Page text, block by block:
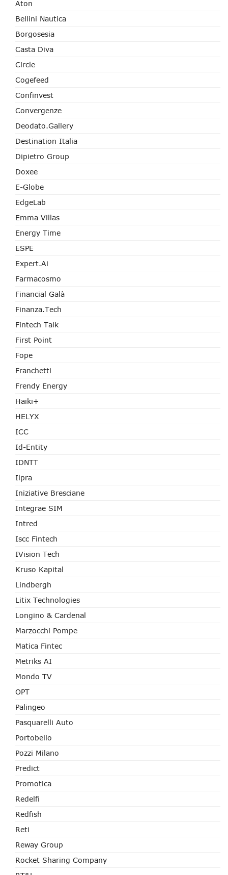
Aton
Bellini Nautica
Borgosesia
Casta Diva
Circle
Cogefeed
Confinvest
Convergenze
Deodato.Gallery
Destination Italia
Dipietro Group
Doxee
E-Globe
EdgeLab
Emma Villas
Energy Time
ESPE
Expert.ai
Farmacosmo
Financial Galà
Finanza.tech
Fintech Talk
First Point
Fope
Franchetti
Frendy Energy
Haiki+
HELYX
ICC
Id-Entity
IDNTT
Ilpra
Iniziative Bresciane
Integrae SIM
Intred
Iscc Fintech
IVision Tech
Kruso Kapital
Lindbergh
Litix Technologies
Longino & Cardenal
Marzocchi Pompe
Matica Fintec
Metriks AI
Mondo TV
OPT
Palingeo
Pasquarelli Auto
Portobello
Pozzi Milano
Predict
Promotica
Redelfi
Redfish
Reti
Reway Group
Rocket Sharing Company